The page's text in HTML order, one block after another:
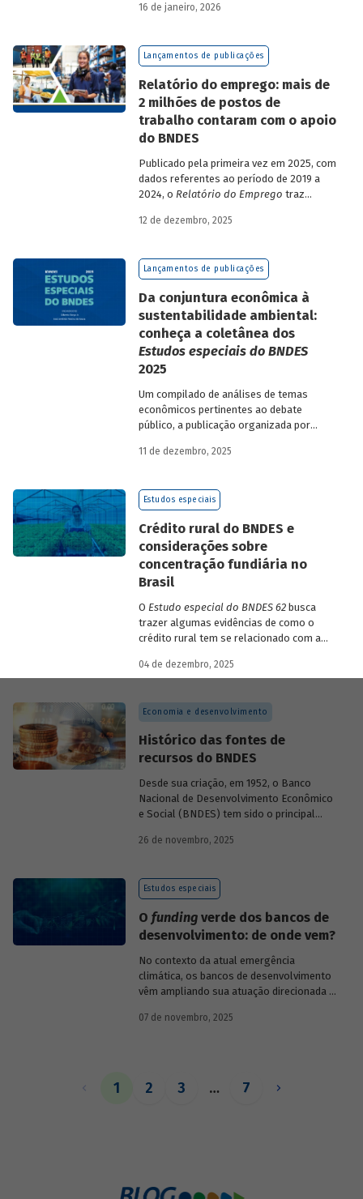
analisa a estratégia de diversificação das
diante dos atuais desafios de
sustentabilidade social, ambiental e
16 de janeiro, 2026
Lançamentos de publicações
Relatório do emprego: mais de
2 milhões de postos de
trabalho contaram com o apoio
do BNDES
Publicado pela primeira vez em 2025, com
dados referentes ao período de 2019 a
2024, o Relatório do Emprego traz
atuação do Banco sobre o mercado de
empregos da economia.
12 de dezembro, 2025
Lançamentos de publicações
Da conjuntura econômica à
sustentabilidade ambiental:
conheça a coletânea dos
Estudos especiais do BNDES
2025
Um compilado de análises de temas
econômicos pertinentes ao debate
público, a publicação organizada por
Souza, economistas do BNDES, reúne 25
BNDESdivulgados ao longo de 2025.
11 de dezembro, 2025
Estudos especiais
Crédito rural do BNDES e
considerações sobre
concentração fundiária no
Brasil
O Estudo especial do BNDES 62busca
trazer algumas evidências de como o
crédito rural tem se relacionado com a
papel desempenhado pelo BNDES.
04 de dezembro, 2025
Economia e desenvolvimento
Histórico das fontes de
recursos do BNDES
Desde sua criação, em 1952, o Banco
Nacional de Desenvolvimento Econômico
e Social (BNDES) tem sido o principal
brasileiro, ocupando um espaço central
momentos de crise, como as de 2008 e
da Covid-19, e no combate à emergência
entanto, são necessárias sólidas fontes
de recursos.
26 de novembro, 2025
Estudos especiais
O fundingverde dos bancos de
desenvolvimento: de onde vem?
No contexto da atual emergência
climática, os bancos de desenvolvimento
vêm ampliando sua atuação direcionada à
e, consequentemente, buscado novas
bancos de desenvolvimento, comparando
07 de novembro, 2025
1 2 3 … 7